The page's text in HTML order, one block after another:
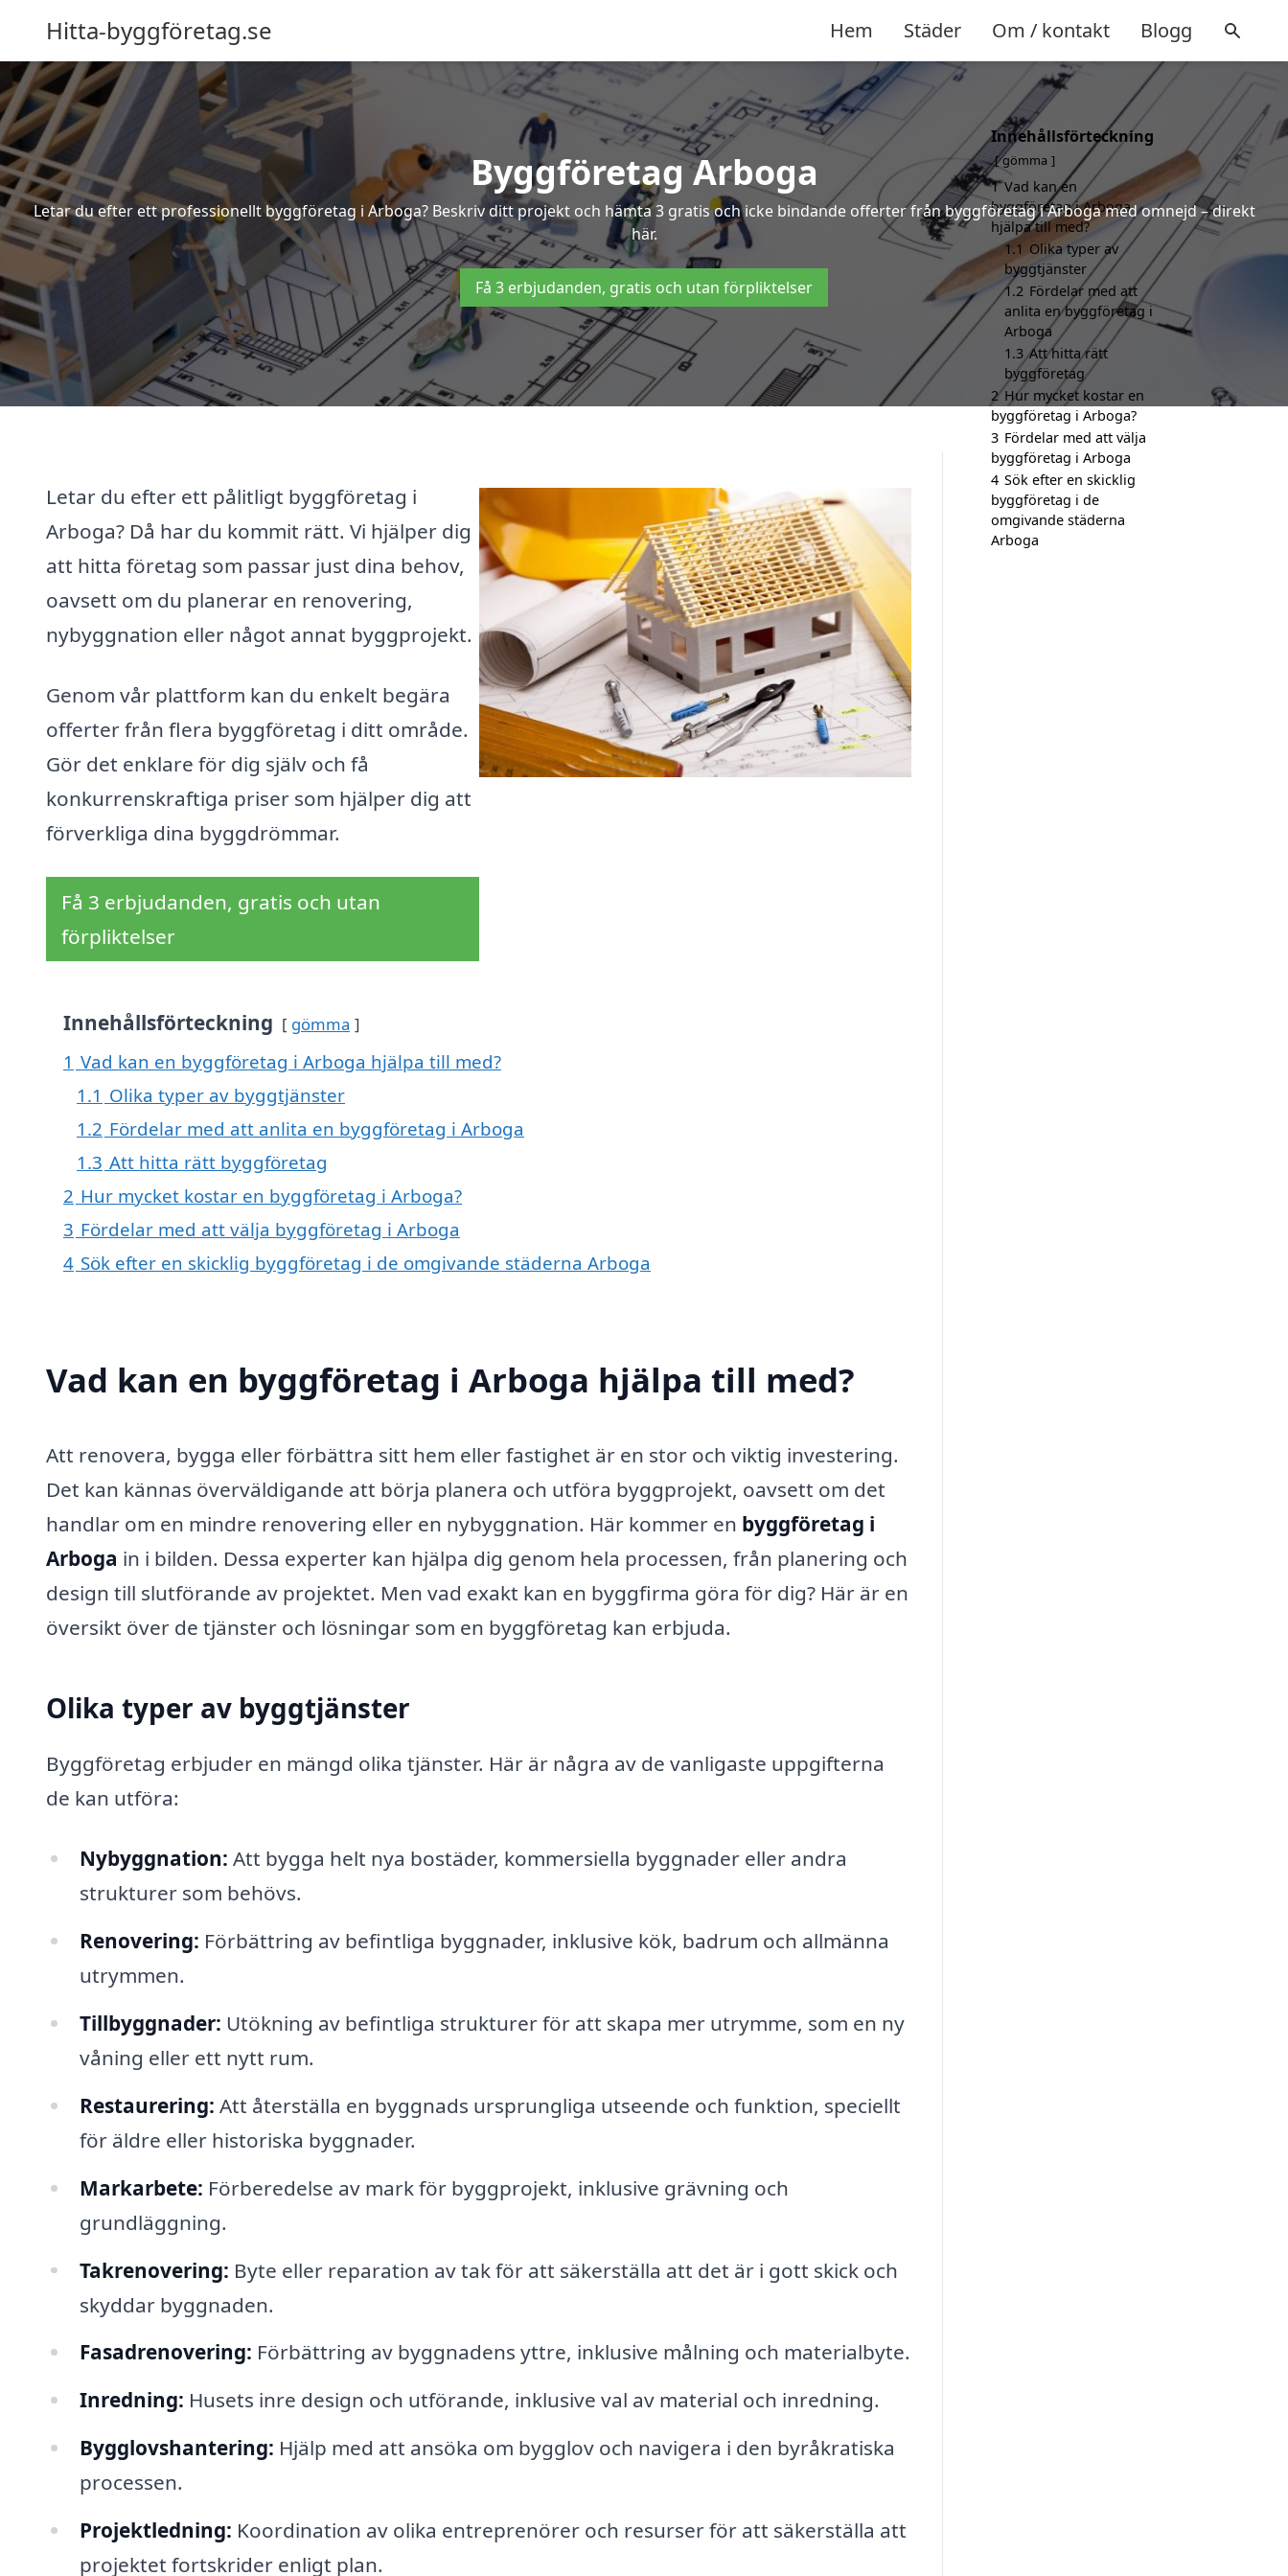
Hitta-byggföretag.se Hem Städer Om / kontakt Blogg
Byggföretag Arboga
Letar du efter ett professionellt byggföretag i Arboga? Beskriv ditt projekt och hämta 3 gratis och icke bindande offerter från byggföretag i Arboga med omnejd – direkt
här.
Få 3 erbjudanden, gratis och utan förpliktelser
Letar du efter ett pålitligt byggföretag i
Arboga? Då har du kommit rätt. Vi hjälper dig
att hitta företag som passar just dina behov,
oavsett om du planerar en renovering,
nybyggnation eller något annat byggprojekt.
Genom vår plattform kan du enkelt begära
offerter från flera byggföretag i ditt område.
Gör det enklare för dig själv och få
konkurrenskraftiga priser som hjälper dig att
förverkliga dina byggdrömmar.
Få 3 erbjudanden, gratis och utan
förpliktelser
Innehållsförteckning gömma
1 Vad kan en byggföretag i Arboga hjälpa till med?
1.1 Olika typer av byggtjänster
1.2 Fördelar med att anlita en byggföretag i Arboga
1.3 Att hitta rätt byggföretag
2 Hur mycket kostar en byggföretag i Arboga?
3 Fördelar med att välja byggföretag i Arboga
4 Sök efter en skicklig byggföretag i de omgivande städerna Arboga
Vad kan en byggföretag i Arboga hjälpa till med?
Att renovera, bygga eller förbättra sitt hem eller fastighet är en stor och viktig investering.
Det kan kännas överväldigande att börja planera och utföra byggprojekt, oavsett om det
handlar om en mindre renovering eller en nybyggnation. Här kommer en byggföretag i
Arboga in i bilden. Dessa experter kan hjälpa dig genom hela processen, från planering och
design till slutförande av projektet. Men vad exakt kan en byggfirma göra för dig? Här är en
översikt över de tjänster och lösningar som en byggföretag kan erbjuda.
Olika typer av byggtjänster
Byggföretag erbjuder en mängd olika tjänster. Här är några av de vanligaste uppgifterna
de kan utföra:
Nybyggnation: Att bygga helt nya bostäder, kommersiella byggnader eller andra
strukturer som behövs.
Renovering: Förbättring av befintliga byggnader, inklusive kök, badrum och allmänna
utrymmen.
Tillbyggnader: Utökning av befintliga strukturer för att skapa mer utrymme, som en ny
våning eller ett nytt rum.
Restaurering: Att återställa en byggnads ursprungliga utseende och funktion, speciellt
för äldre eller historiska byggnader.
Markarbete: Förberedelse av mark för byggprojekt, inklusive grävning och
grundläggning.
Takrenovering: Byte eller reparation av tak för att säkerställa att det är i gott skick och
skyddar byggnaden.
Fasadrenovering: Förbättring av byggnadens yttre, inklusive målning och materialbyte.
Inredning: Husets inre design och utförande, inklusive val av material och inredning.
Bygglovshantering: Hjälp med att ansöka om bygglov och navigera i den byråkratiska
processen.
Projektledning: Koordination av olika entreprenörer och resurser för att säkerställa att
projektet fortskrider enligt plan.
Innehållsförteckning
gömma
1 Vad kan en
byggföretag i Arboga
hjälpa till med?
1.1 Olika typer av
byggtjänster
1.2 Fördelar med att
anlita en byggföretag i
Arboga
1.3 Att hitta rätt
byggföretag
2 Hur mycket kostar en
byggföretag i Arboga?
3 Fördelar med att välja
byggföretag i Arboga
4 Sök efter en skicklig
byggföretag i de
omgivande städerna
Arboga